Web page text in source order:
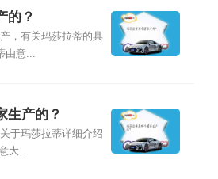
的？
，有关玛莎拉蒂的具
由意...
生产的？
于玛莎拉蒂详细介绍
大...